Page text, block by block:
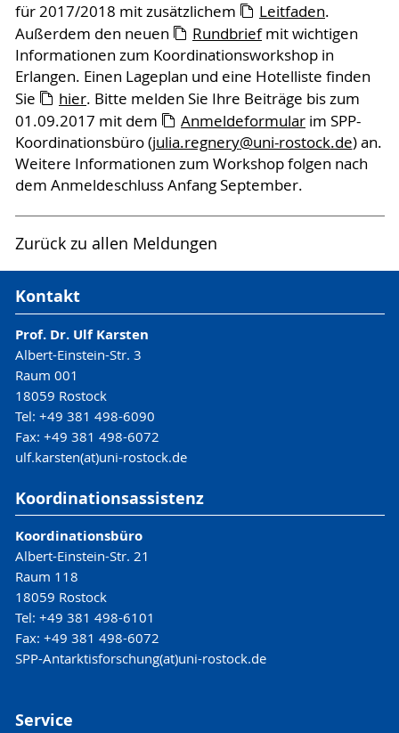
für 2017/2018 mit zusätzlichem
Leitfaden.
Außerdem den neuen
Rundbriefmit wichtigen
Informationen zum Koordinationsworkshop in
Erlangen. Einen Lageplan und eine Hotelliste finden
Sie
hier. Bitte melden Sie Ihre Beiträge bis zum
01.09.2017 mit dem
Anmeldeformular im SPP-
Koordinationsbüro (julia.regnery@uni-rostock.de) an.
Weitere Informationen zum Workshop folgen nach
dem Anmeldeschluss Anfang September.
Zurück zu allen Meldungen
Kontakt
Prof. Dr. Ulf Karsten
Albert-Einstein-Str. 3
Raum 001
18059 Rostock
Tel: +49 381 498-6090
Fax: +49 381 498-6072
ulf.karsten(at)uni-rostock.de
Koordinationsassistenz
Koordinationsbüro
Albert-Einstein-Str. 21
Raum 118
18059 Rostock
Tel: +49 381 498-6101
Fax: +49 381 498-6072
SPP-Antarktisforschung(at)uni-rostock.de
Service